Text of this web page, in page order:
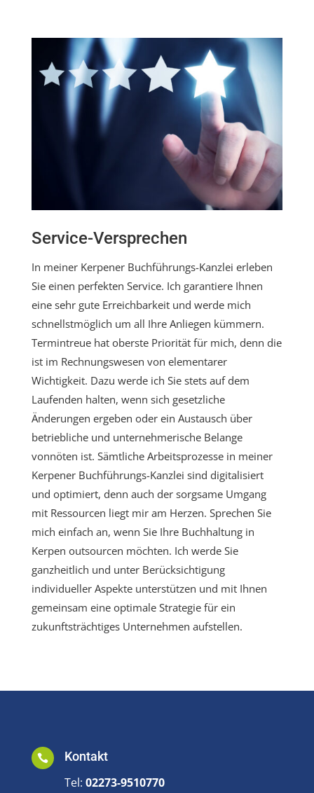
Service-Versprechen
In meiner Kerpener Buchführungs-Kanzlei erleben
Sie einen perfekten Service. Ich garantiere Ihnen
eine sehr gute Erreichbarkeit und werde mich
schnellstmöglich um all Ihre Anliegen kümmern.
Termintreue hat oberste Priorität für mich, denn die
ist im Rechnungswesen von elementarer
Wichtigkeit. Dazu werde ich Sie stets auf dem
Laufenden halten, wenn sich gesetzliche
Änderungen ergeben oder ein Austausch über
betriebliche und unternehmerische Belange
vonnöten ist. Sämtliche Arbeitsprozesse in meiner
Kerpener Buchführungs-Kanzlei sind digitalisiert
und optimiert, denn auch der sorgsame Umgang
mit Ressourcen liegt mir am Herzen. Sprechen Sie
mich einfach an, wenn Sie Ihre Buchhaltung in
Kerpen outsourcen möchten. Ich werde Sie
ganzheitlich und unter Berücksichtigung
individueller Aspekte unterstützen und mit Ihnen
gemeinsam eine optimale Strategie für ein
zukunftsträchtiges Unternehmen aufstellen.
 Kontakt
Tel: 02273-9510770